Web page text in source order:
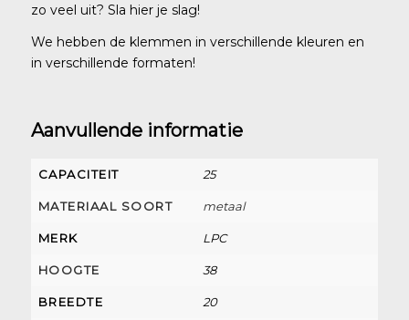
zo veel uit? Sla hier je slag!
We hebben de klemmen in verschillende kleuren en
in verschillende formaten!
Aanvullende informatie
CAPACITEIT 25
MATERIAAL SOORT metaal
MERK LPC
HOOGTE 38
BREEDTE 20